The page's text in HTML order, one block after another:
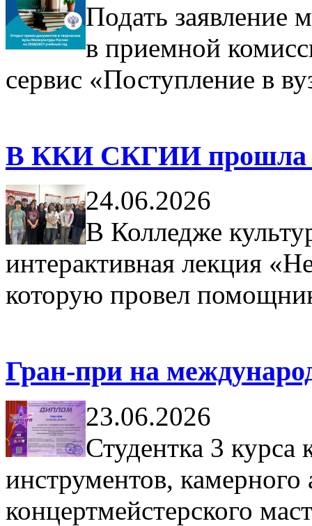
Подать заявление
в приемной
сервис «Поступление в
В ККИ СКГИИ прошла
24.06.2026
В Колледже
интерактивная лекция
которую провел
Гран-при на
23.06.2026
Студентка 3
инструментов, камерного
концертмейстерского